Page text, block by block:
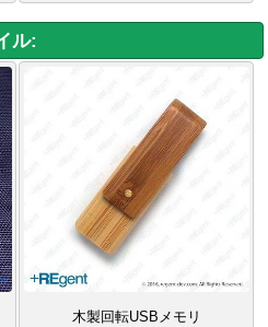
ル:
木製回転USBメモリ